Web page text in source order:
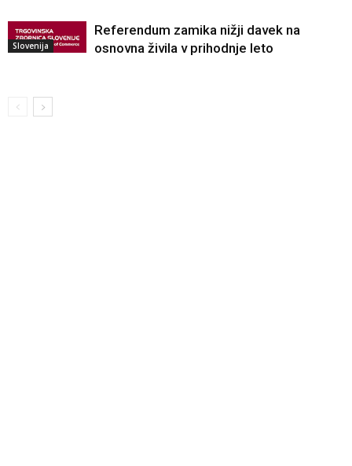
Slovenija
Referendum zamika nižji davek na
osnovna živila v prihodnje leto